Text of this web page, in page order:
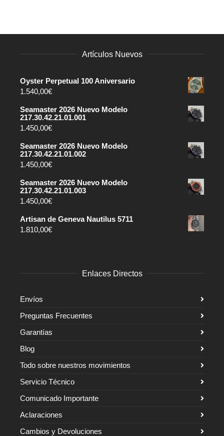
Artículos Nuevos
Oyster Perpetual 100 Aniversario
1.540,00€
Seamaster 2026 Nuevo Modelo
217.30.42.21.01.001
1.450,00€
Seamaster 2026 Nuevo Modelo
217.30.42.21.01.002
1.450,00€
Seamaster 2026 Nuevo Modelo
217.30.42.21.01.003
1.450,00€
Artisan de Geneva Nautilus 5711
1.810,00€
Enlaces Directos
Envíos
Preguntas Frecuentes
Garantías
Blog
Todo sobre nuestros movimientos
Servicio Técnico
Comunicado Importante
Aclaraciones
Cambios y Devoluciones